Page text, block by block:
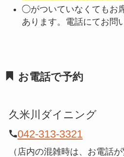
◯がついていなくてもお
あります。電話にてお問
お電話で予約
久米川ダイニング
042-313-3321
（店内の混雑時は、お電話